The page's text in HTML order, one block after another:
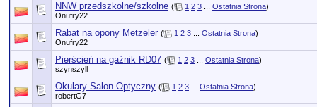
NNW przedszkolne/szkolne ( 1 2 3 Ostatnia Strona)
Onufry22
Rabat na opony Metzeler ( 1 2 3 Ostatnia Strona)
Onufry22
Pierścień na gaźnik RD07 ( 1 2 3 Ostatnia Strona)
szynszyll
Okulary Salon Optyczny ( 1 2 3 Ostatnia Strona)
robertG7